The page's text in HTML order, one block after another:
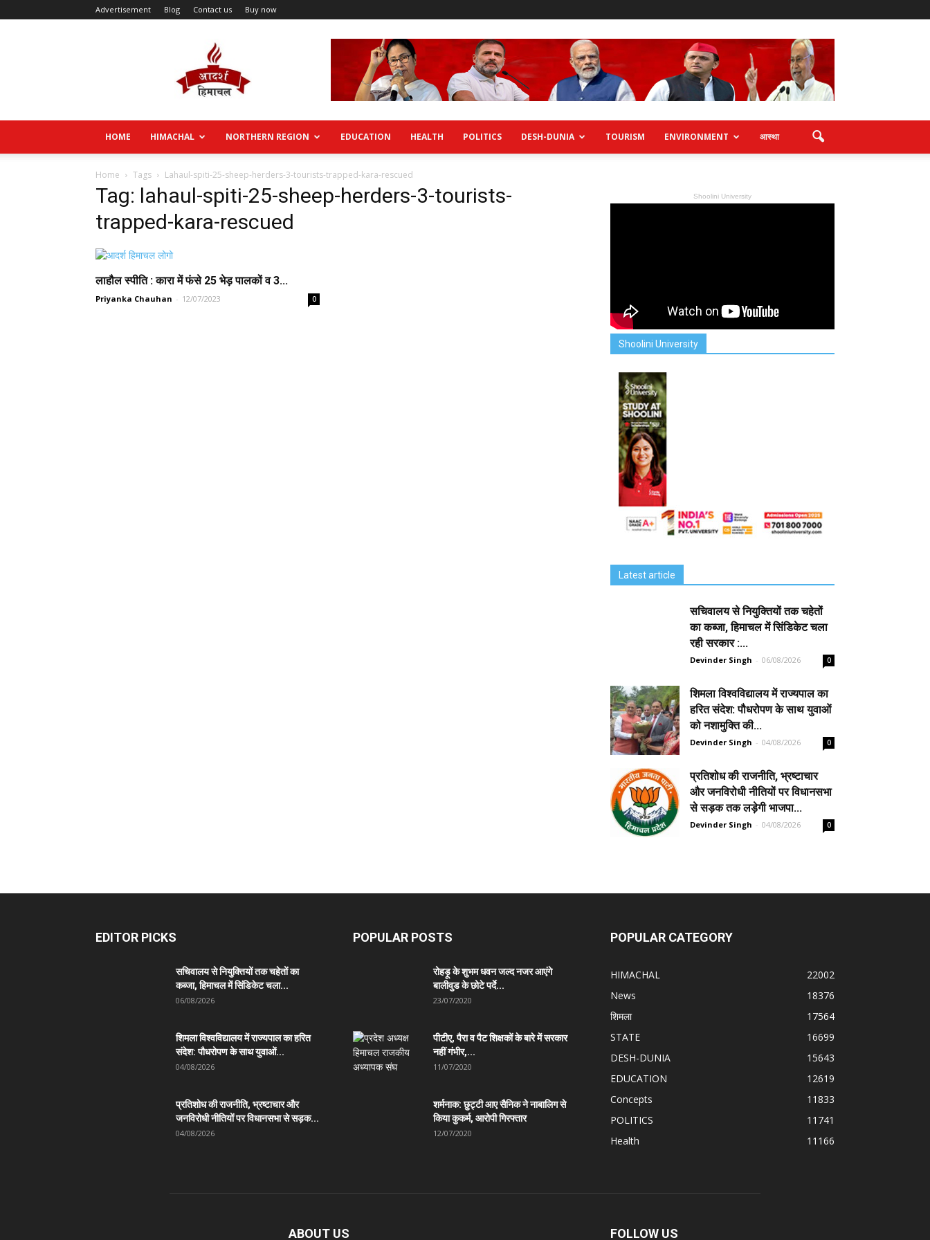
Advertisement Blog Contact us Buy now
HOME HIMACHAL NORTHERN REGION EDUCATION HEALTH POLITICS DESH-DUNIA TOURISM ENVIRONMENT आस्था
Home Tags Lahaul-spiti-25-sheep-herders-3-tourists-trapped-kara-rescued
Tag: lahaul-spiti-25-sheep-herders-3-tourists-
trapped-kara-rescued
लाहौल स्पीति : कारा में फंसे 25 भेड़ पालकों व 3...
Priyanka Chauhan - 12/07/2023 0
Shoolini University
Shoolini University
Latest article
सचिवालय से नियुक्तियों तक चहेतों
का कब्जा, हिमाचल में सिंडिकेट चला
रही सरकार :...
Devinder Singh - 06/08/2026 0
शिमला विश्वविद्यालय में राज्यपाल का
हरित संदेश: पौधरोपण के साथ युवाओं
को नशामुक्ति की...
Devinder Singh - 04/08/2026 0
प्रतिशोध की राजनीति, भ्रष्टाचार
और जनविरोधी नीतियों पर विधानसभा
से सड़क तक लड़ेगी भाजपा...
Devinder Singh - 04/08/2026 0
EDITOR PICKS
सचिवालय से नियुक्तियों तक चहेतों का
कब्जा, हिमाचल में सिंडिकेट चला...
06/08/2026
शिमला विश्वविद्यालय में राज्यपाल का हरित
संदेश: पौधरोपण के साथ युवाओं...
04/08/2026
प्रतिशोध की राजनीति, भ्रष्टाचार और
जनविरोधी नीतियों पर विधानसभा से सड़क...
04/08/2026
POPULAR POSTS
रोहड़ू के शुभम धवन जल्द नजर आएंगे
बालीवुड के छोटे पर्दे...
23/07/2020
पीटीए, पैरा व पैट शिक्षकों के बारे में सरकार
नहीं गंभीर,...
11/07/2020
शर्मनाक: छुट्टी आए सैनिक ने नाबालिग से
किया कुकर्म, आरोपी गिरफ्तार
12/07/2020
POPULAR CATEGORY
HIMACHAL
22002
News
18376
शिमला
17564
STATE
16699
DESH-DUNIA
15643
EDUCATION
12619
Concepts
11833
POLITICS
11741
Health
11166
ABOUT US FOLLOW US